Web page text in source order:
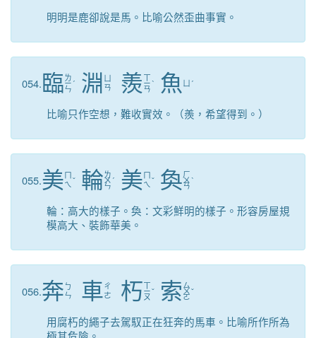
明明是鹿卻說是馬。比喻公然歪曲事實。
054. 臨ㄌ
ㄧ
ㄣ
ˊ 淵 ㄢ
羨 ㄒ
ㄧ
ㄢ
ˋ 魚 ˊ
比喻只作空想，難收實效。（羨，希望得到。）
055.美 ㄇ
ㄟ ˇ 輪ㄌ
ㄨ
ㄣ
ˊ 美 ㄇ
ㄟ ˇ 奐ㄏ
ㄨ
ㄢ
ˋ
輪：高大的樣子。奐：文彩鮮明的樣子。形容房屋規
模高大、裝飾華美。
056.奔 ㄅ
ㄣ
車ㄔ
ㄜ
朽ㄒ
ㄧ
ㄡ
ˇ 索 ㄙ
ㄨ
ㄛ
ˇ
用腐朽的繩子去駕馭正在狂奔的馬車。比喻所作所為